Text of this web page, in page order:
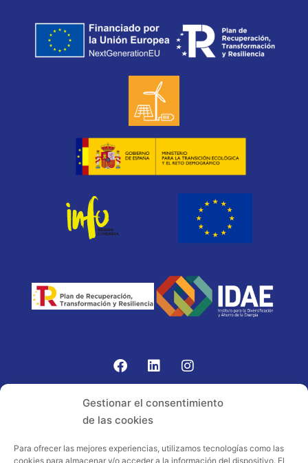
Gestionar el consentimiento
de las cookies
Para ofrecer las mejores experiencias, utilizamos tecnologías como las
cookies para almacenar y/o acceder a la información del dispositivo. El
Proyecto acogido al programa de